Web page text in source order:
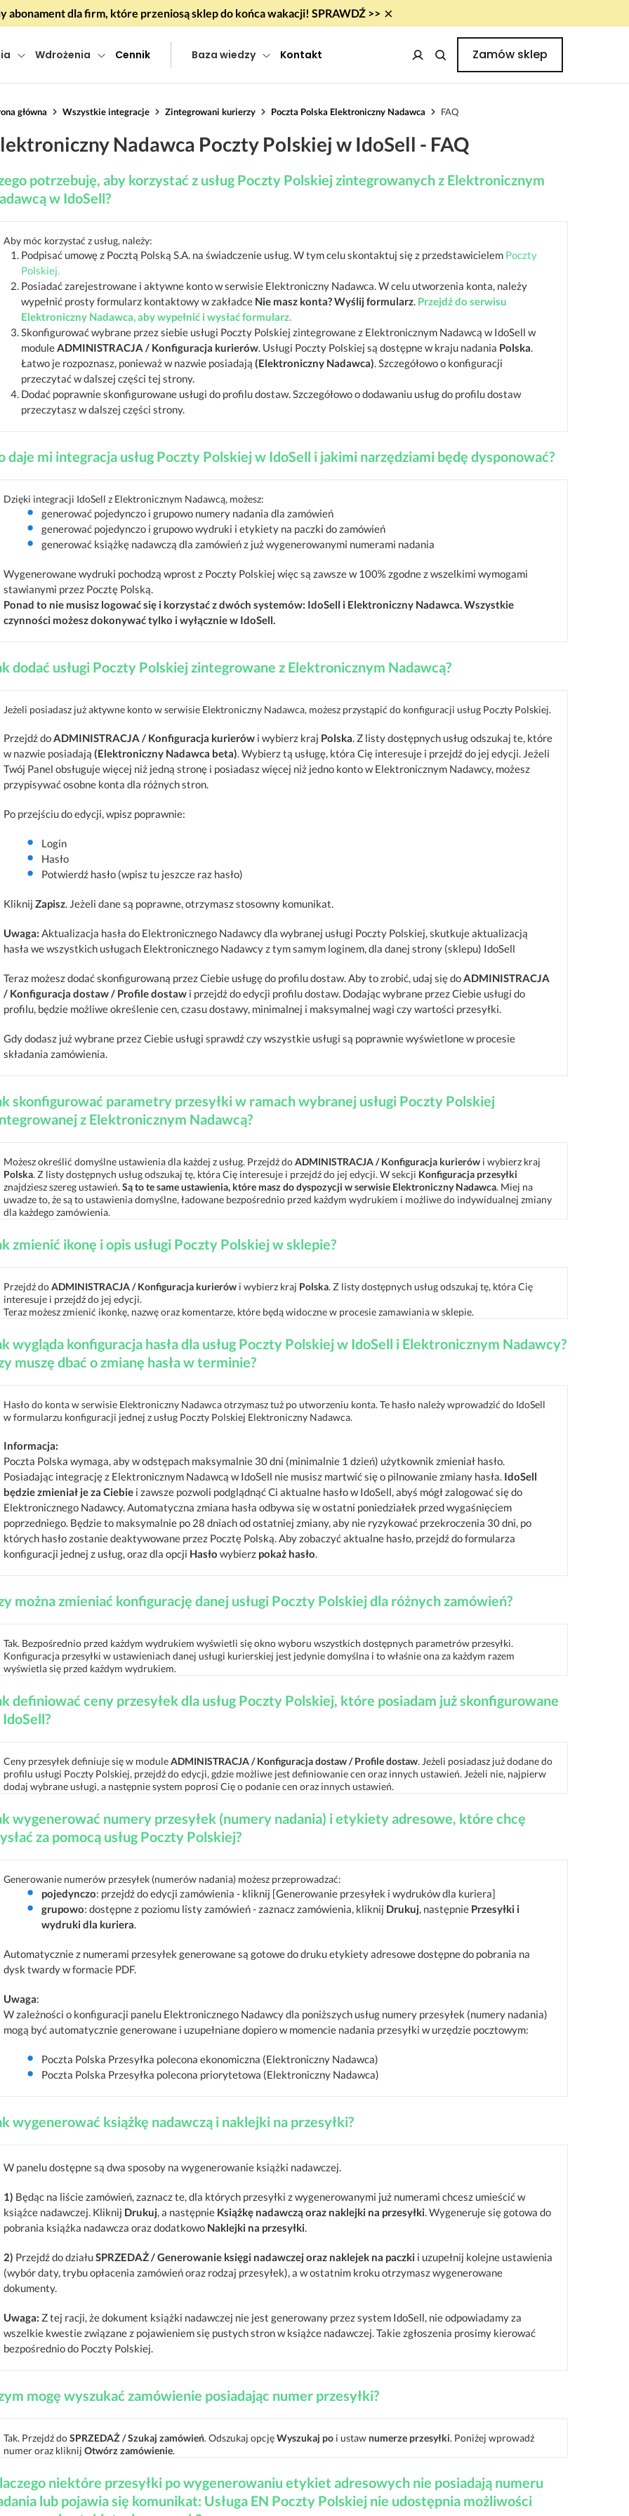
abonament dla firm, które przeniosą sklep do końca wakacji! SPRAWDŹ >> ×
Wdrożenia Cennik Baza wiedzy Kontakt Zamów sklep
główna Wszystkie integracje Zintegrowani kurierzy Poczta Polska Elektroniczny Nadawca FAQ
Nadawca Poczty Polskiej w IdoSell - FAQ
potrzebuję, aby korzystać z usług Poczty Polskiej zintegrowanych z Elektronicznym
w IdoSell?
Aby móc korzystać z usług, należy:
Podpisać umowę z Pocztą Polską S.A. na świadczenie usług. W tym celu skontaktuj się z przedstawicielem Poczty
Polskiej.
Posiadać zarejestrowane i aktywne konto w serwisie Elektroniczny Nadawca. W celu utworzenia konta, należy
wypełnić prosty formularz kontaktowy w zakładce Nie masz konta? Wyślij formularz. Przejdź do serwisu
Elektroniczny Nadawca, aby wypełnić i wysłać formularz.
Skonfigurować wybrane przez siebie usługi Poczty Polskiej zintegrowane z Elektronicznym Nadawcą w IdoSell w
moduleADMINISTRACJA / Konfiguracja kurierów. Usługi Poczty Polskiej są dostępne w kraju nadania Polska.
Łatwo je rozpoznasz, ponieważ w nazwie posiadają (Elektroniczny Nadawca). Szczegółowo o konfiguracji
przeczytać w dalszej części tej strony.
Dodać poprawnie skonfigurowane usługi do profilu dostaw. Szczegółowo o dodawaniu usług do profilu dostaw
przeczytasz w dalszej części strony.
daje mi integracja usług Poczty Polskiej w IdoSell i jakimi narzędziami będę dysponować?
Dzięki integracji IdoSell z Elektronicznym Nadawcą, możesz:
generować pojedynczo i grupowo numery nadania dla zamówień
generować pojedynczo i grupowo wydruki i etykiety na paczki do zamówień
generować książkę nadawczą dla zamówień z już wygenerowanymi numerami nadania
Wygenerowane wydruki pochodzą wprost z Poczty Polskiej więc są zawsze w 100% zgodne z wszelkimi wymogami
stawianymi przez Pocztę Polską.
Ponad to nie musisz logować się i korzystać z dwóch systemów: IdoSell i Elektroniczny Nadawca. Wszystkie
czynności możesz dokonywać tylko i wyłącznie w IdoSell.
dodać usługi Poczty Polskiej zintegrowane z Elektronicznym Nadawcą?
Jeżeli posiadasz już aktywne konto w serwisie Elektroniczny Nadawca, możesz przystąpić do konfiguracji usług Poczty Polskiej.
Przejdź doADMINISTRACJA / Konfiguracja kurierów i wybierz kraj Polska. Z listy dostępnych usług odszukaj te, które
w nazwie posiadają (Elektroniczny Nadawca beta). Wybierz tą usługę, która Cię interesuje i przejdź do jej edycji. Jeżeli
Twój Panel obsługuje więcej niż jedną stronę i posiadasz więcej niż jedno konto w Elektronicznym Nadawcy, możesz
przypisywać osobne konta dla różnych stron.
Po przejściu do edycji, wpisz poprawnie:
Login
Hasło
Potwierdź hasło (wpisz tu jeszcze raz hasło)
Kliknij Zapisz. Jeżeli dane są poprawne, otrzymasz stosowny komunikat.
Uwaga: Aktualizacja hasła do Elektronicznego Nadawcy dla wybranej usługi Poczty Polskiej, skutkuje aktualizacją
hasła we wszystkich usługach Elektronicznego Nadawcy z tym samym loginem, dla danej strony (sklepu) IdoSell
Teraz możesz dodać skonfigurowaną przez Ciebie usługę do profilu dostaw. Aby to zrobić, udaj się doADMINISTRACJA
/ Konfiguracja dostaw / Profile dostaw i przejdź do edycji profilu dostaw. Dodając wybrane przez Ciebie usługi do
profilu, będzie możliwe określenie cen, czasu dostawy, minimalnej i maksymalnej wagi czy wartości przesyłki.
Gdy dodasz już wybrane przez Ciebie usługi sprawdź czy wszystkie usługi są poprawnie wyświetlone w procesie
składania zamówienia.
skonfigurować parametry przesyłki w ramach wybranej usługi Poczty Polskiej
z Elektronicznym Nadawcą?
Możesz określić domyślne ustawienia dla każdej z usług. Przejdź doADMINISTRACJA / Konfiguracja kurierów i wybierz kraj
Polska. Z listy dostępnych usług odszukaj tę, która Cię interesuje i przejdź do jej edycji. W sekcji Konfiguracja przesyłki
znajdziesz szereg ustawień. Są to te same ustawienia, które masz do dyspozycji w serwisie Elektroniczny Nadawca. Miej na
uwadze to, że są to ustawienia domyślne, ładowane bezpośrednio przed każdym wydrukiem i możliwe do indywidualnej zmiany
dla każdego zamówienia.
zmienić ikonę i opis usługi Poczty Polskiej w sklepie?
Przejdź doADMINISTRACJA / Konfiguracja kurierów i wybierz kraj Polska. Z listy dostępnych usług odszukaj tę, która Cię
interesuje i przejdź do jej edycji.
Teraz możesz zmienić ikonkę, nazwę oraz komentarze, które będą widoczne w procesie zamawiania w sklepie.
wygląda konfiguracja hasła dla usług Poczty Polskiej w IdoSell i Elektronicznym Nadawcy?
muszę dbać o zmianę hasła w terminie?
Hasło do konta w serwisie Elektroniczny Nadawca otrzymasz tuż po utworzeniu konta. Te hasło należy wprowadzić do IdoSell
w formularzu konfiguracji jednej z usług Poczty Polskiej Elektroniczny Nadawca.
Informacja:
Poczta Polska wymaga, aby w odstępach maksymalnie 30 dni (minimalnie 1 dzień) użytkownik zmieniał hasło.
Posiadając integrację z Elektronicznym Nadawcą w IdoSell nie musisz martwić się o pilnowanie zmiany hasła. IdoSell
będzie zmieniał je za Ciebie i zawsze pozwoli podglądnąć Ci aktualne hasło w IdoSell, abyś mógł zalogować się do
Elektronicznego Nadawcy. Automatyczna zmiana hasła odbywa się w ostatni poniedziałek przed wygaśnięciem
poprzedniego. Będzie to maksymalnie po 28 dniach od ostatniej zmiany, aby nie ryzykować przekroczenia 30 dni, po
których hasło zostanie deaktywowane przez Pocztę Polską. Aby zobaczyć aktualne hasło, przejdź do formularza
konfiguracji jednej z usług, oraz dla opcji Hasło wybierz pokaż hasło.
można zmieniać konfigurację danej usługi Poczty Polskiej dla różnych zamówień?
Tak. Bezpośrednio przed każdym wydrukiem wyświetli się okno wyboru wszystkich dostępnych parametrów przesyłki.
Konfiguracja przesyłki w ustawieniach danej usługi kurierskiej jest jedynie domyślna i to właśnie ona za każdym razem
wyświetla się przed każdym wydrukiem.
definiować ceny przesyłek dla usług Poczty Polskiej, które posiadam już skonfigurowane
Ceny przesyłek definiuje się w moduleADMINISTRACJA / Konfiguracja dostaw / Profile dostaw. Jeżeli posiadasz już dodane do
profilu usługi Poczty Polskiej, przejdź do edycji, gdzie możliwe jest definiowanie cen oraz innych ustawień. Jeżeli nie, najpierw
dodaj wybrane usługi, a następnie system poprosi Cię o podanie cen oraz innych ustawień.
wygenerować numery przesyłek (numery nadania) i etykiety adresowe, które chcę
za pomocą usług Poczty Polskiej?
Generowanie numerów przesyłek (numerów nadania) możesz przeprowadzać:
pojedynczo: przejdź do edycji zamówienia - kliknij [Generowanie przesyłek i wydruków dla kuriera]
grupowo: dostępne z poziomu listy zamówień - zaznacz zamówienia, kliknij Drukuj, następnie Przesyłki i
wydruki dla kuriera.
Automatycznie z numerami przesyłek generowane są gotowe do druku etykiety adresowe dostępne do pobrania na
dysk twardy w formacie PDF.
Uwaga:
W zależności o konfiguracji panelu Elektronicznego Nadawcy dla poniższych usług numery przesyłek (numery nadania)
mogą być automatycznie generowane i uzupełniane dopiero w momencie nadania przesyłki w urzędzie pocztowym:
Poczta Polska Przesyłka polecona ekonomiczna (Elektroniczny Nadawca)
Poczta Polska Przesyłka polecona priorytetowa (Elektroniczny Nadawca)
wygenerować książkę nadawczą i naklejki na przesyłki?
W panelu dostępne są dwa sposoby na wygenerowanie książki nadawczej.
1) Będąc na liście zamówień, zaznacz te, dla których przesyłki z wygenerowanymi już numerami chcesz umieścić w
książce nadawczej. Kliknij Drukuj, a następnie Książkę nadawczą oraz naklejki na przesyłki. Wygeneruje się gotowa do
pobrania książka nadawcza oraz dodatkowo Naklejki na przesyłki.
2) Przejdź do działuSPRZEDAŻ / Generowanie księgi nadawczej oraz naklejek na paczki i uzupełnij kolejne ustawienia
(wybór daty, trybu opłacenia zamówień oraz rodzaj przesyłek), a w ostatnim kroku otrzymasz wygenerowane
dokumenty.
Uwaga: Z tej racji, że dokument książki nadawczej nie jest generowany przez system IdoSell, nie odpowiadamy za
wszelkie kwestie związane z pojawieniem się pustych stron w książce nadawczej. Takie zgłoszenia prosimy kierować
bezpośrednio do Poczty Polskiej.
mogę wyszukać zamówienie posiadając numer przesyłki?
Tak. Przejdź doSPRZEDAŻ / Szukaj zamówień. Odszukaj opcjęWyszukaj po i ustaw numerze przesyłki. Poniżej wprowadź
numer oraz kliknij Otwórz zamówienie.
niektóre przesyłki po wygenerowaniu etykiet adresowych nie posiadają numeru
lub pojawia się komunikat: Usługa EN Poczty Polskiej nie udostępnia możliwości